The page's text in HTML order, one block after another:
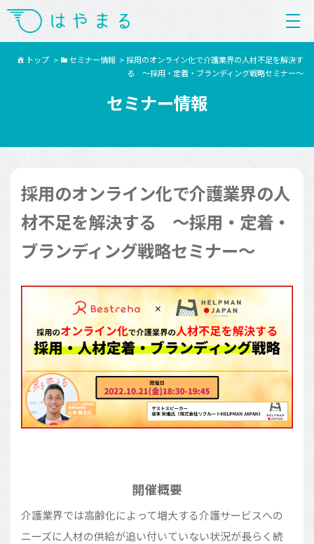
トップ > セミナー情報 >採用のオンライン化で介護業界の人材不足を解決す
る ～採用・定着・ブランディング戦略セミナー～
セミナー情報
採用のオンライン化で介護業界の人
材不足を解決する ～採用・定着・
ブランディング戦略セミナー～
開催概要
介護業界では高齢化によって増大する介護サービスへの
ニーズに人材の供給が追い付いていない状況が長らく続